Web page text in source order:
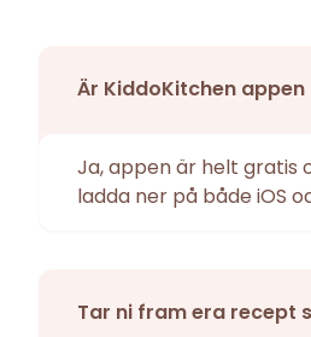
Är KiddoKitchen
Ja, appen är helt gratis
ladda ner på både iOS
Tar ni fram era recept